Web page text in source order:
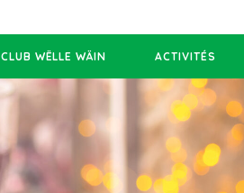
CLUB WËLLE WÄIN ACTIVITÉS